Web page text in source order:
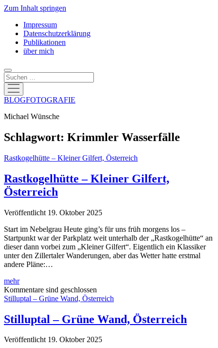
Zum Inhalt springen
Impressum
Datenschutzerklärung
Publikationen
über mich
Suchen
Menü
öffnen
BLOGFOTOGRAFIE
Michael Wünsche
Schlagwort: Krimmler Wasserfälle
Rastkogelhütte – Kleiner Gilfert, Österreich
Rastkogelhütte – Kleiner Gilfert,
Österreich
Veröffentlicht 19. Oktober 2025
Start im Nebelgrau Heute ging’s für uns früh morgens los –
Startpunkt war der Parkplatz weit unterhalb der „Rastkogelhütte“ an
dieser dann vorbei zum „Kleiner Gilfert“. Eigentlich ein Klassiker
unter den Zillertaler Wanderungen, aber das Wetter hatte erstmal
andere Pläne:…
mehrRastkogelhütte
–
Kleiner
Österreich
Kommentare sind geschlossen
Stilluptal – Grüne Wand, Österreich
Stilluptal – Grüne Wand, Österreich
Veröffentlicht 19. Oktober 2025